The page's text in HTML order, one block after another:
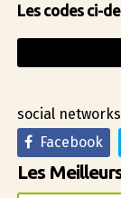
Les codes ci-
social
Facebook
Les